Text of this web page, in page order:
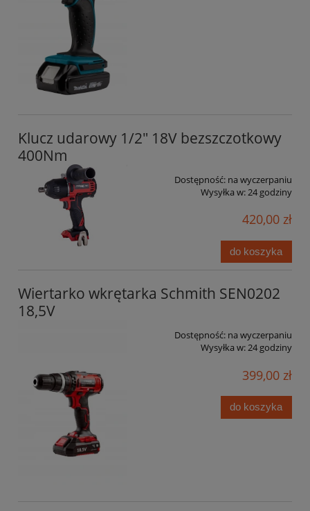
Klucz udarowy 1/2" 18V bezszczotkowy
400Nm
Dostępność: na wyczerpaniu
Wysyłka w:24 godziny
420,00 zł
do koszyka
Wiertarko wkrętarka Schmith SEN0202
18,5V
Dostępność: na wyczerpaniu
Wysyłka w:24 godziny
399,00 zł
do koszyka